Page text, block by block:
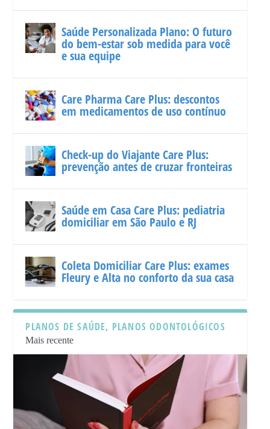
Saúde Personalizada Plano: O futuro
do bem-estar sob medida para você
e sua equipe
Care Pharma Care Plus: descontos
em medicamentos de uso contínuo
Check-up do Viajante Care Plus:
prevenção antes de cruzar fronteiras
Saúde em Casa Care Plus: pediatria
domiciliar em São Paulo e RJ
Coleta Domiciliar Care Plus: exames
Fleury e Alta no conforto da sua casa
PLANOS DE SAÚDE, PLANOS ODONTOLÓGICOS
Mais recente